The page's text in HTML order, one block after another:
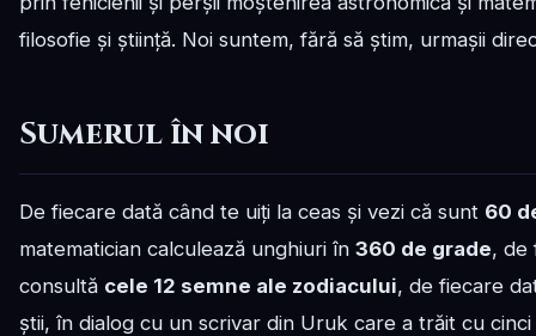
filosofie și știință. Noi suntem, fără să știm, urmașii
Sumerul în noi
De fiecare dată când te uiți la ceas și vezi că sunt 60
matematician calculează unghiuri în 360 de grade, de
consultă cele 12 semne ale zodiacului, de fiecare
știi, în dialog cu un scrivar din Uruk care a trăit cu cinci